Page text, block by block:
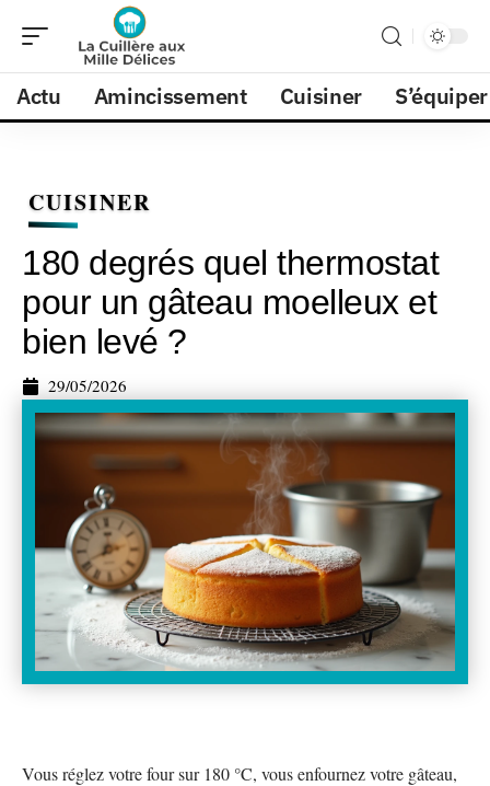
Actu Amincissement Cuisiner S’équiper
CUISINER
180 degrés quel thermostat
pour un gâteau moelleux et
bien levé ?
29/05/2026
Vous réglez votre four sur 180 °C, vous enfournez votre gâteau,